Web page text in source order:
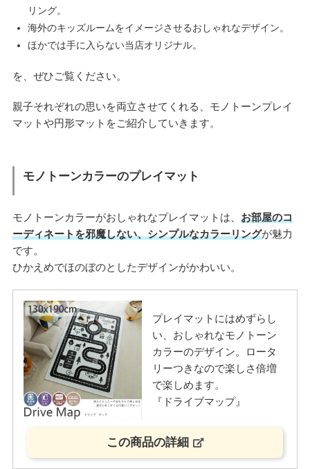
リング。
海外のキッズルームをイメージさせるおしゃれなデザイン。
ほかでは手に入らない当店オリジナル。
を、ぜひご覧ください。
親子それぞれの思いを両立させてくれる、モノトーンプレイ
マットや円形マットをご紹介していきます。
モノトーンカラーのプレイマット
モノトーンカラーがおしゃれなプレイマットは、 お部屋のコ
ーディネートを邪魔しない、シンプルなカラーリングが魅力
です。
ひかえめでほのぼのとしたデザインがかわいい。
プレイマットにはめずらし
い、おしゃれなモノトーン
カラーのデザイン。ロータ
リーつきなので楽しさ倍増
で楽しめます。
『ドライブマップ』
この商品の詳細